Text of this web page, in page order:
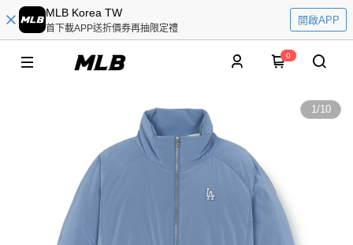
MLB Korea TW
首下載APP送折價券再抽限定禮
開啟APP
0
1/10